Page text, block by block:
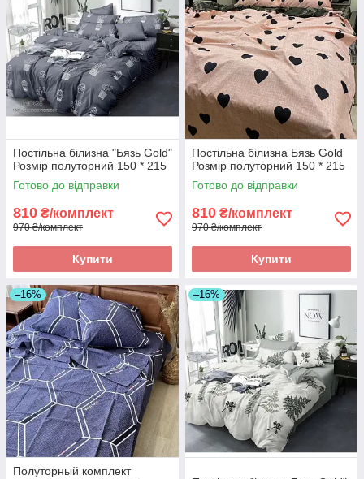
Постільна білизна "Бязь Gold"
Розмір полуторний 150 * 215
Готово до відправки
810 ₴/комплект
970 ₴/комплект
Купити
Постільна білизна Бязь Gold
Розмір полуторний 150 * 215
Готово до відправки
810 ₴/комплект
970 ₴/комплект
Купити
–16%
Полуторный комплект
–16%